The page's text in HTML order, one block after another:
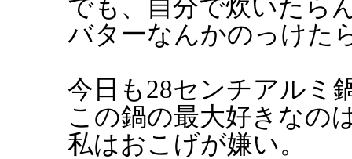
でも、自分で炊いたら
バターなんかのっけた
今日も28センチアルミ
この鍋の最大好きなの
私はおこげが嫌い。